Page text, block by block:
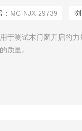
： MC-NJX-29739 浏
于测试木门窗开启的
质量。